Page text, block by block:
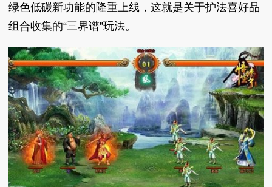
绿色低碳新功能的隆重上线，这就是关于护法喜好品
组合收集的“三界谱”玩法。